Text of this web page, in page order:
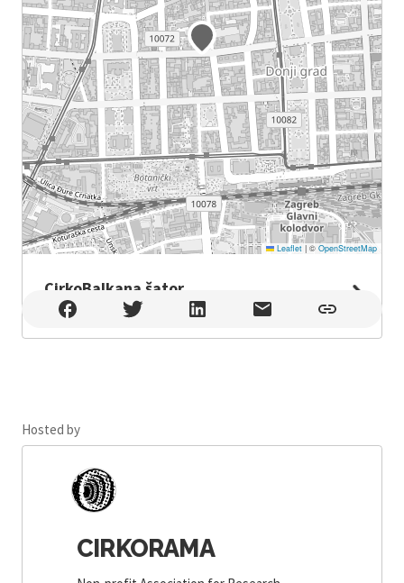
Leaflet |© OpenStreetMap
CirkoBalkana šator
CirkoBalkana šator , Zagreb
Hosted by
CIRKORAMA